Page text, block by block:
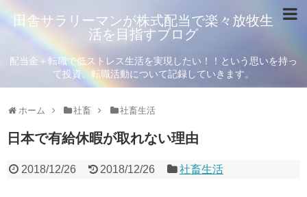
田舎サラリーマンが株式配当で楽々放牧生
活を目指すブログ
配当金＋転職で低ストレス生活を実現したい！！という思いを持っ
て投資、転職活動について記録していきます。
ホーム 社畜 社畜生活
日本で有給休暇が取れない理由
2018/12/26 2018/12/26 社畜生活